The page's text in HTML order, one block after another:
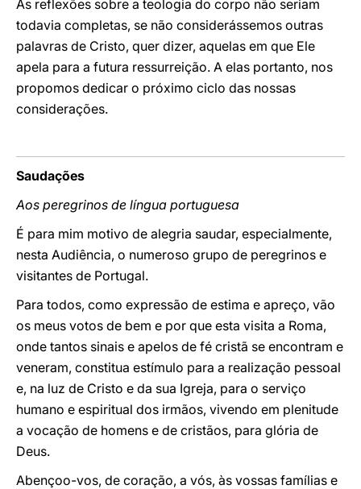
As reflexões sobre a teologia do corpo não seriam
todavia completas, se não considerássemos outras
palavras de Cristo, quer dizer, aquelas em que Ele
apela para a futura ressurreição. A elas portanto, nos
propomos dedicar o próximo ciclo das nossas
considerações.
Saudações
Aos peregrinos de língua portuguesa
É para mim motivo de alegria saudar, especialmente,
nesta Audiência, o numeroso grupo de peregrinos e
visitantes de Portugal.
Para todos, como expressão de estima e apreço, vão
os meus votos de bem e por que esta visita a Roma,
onde tantos sinais e apelos de fé cristã se encontram e
veneram, constitua estímulo para a realização pessoal
e, na luz de Cristo e da sua Igreja, para o serviço
humano e espiritual dos irmãos, vivendo em plenitude
a vocação de homens e de cristãos, para glória de
Deus.
Abençoo-vos, de coração, a vós, às vossas famílias e